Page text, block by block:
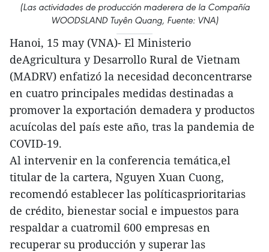
(Las actividades de producción maderera de la Compañía
WOODSLAND Tuyên Quang, Fuente: VNA)
Hanoi, 15 may (VNA)- El Ministerio
deAgricultura y Desarrollo Rural de Vietnam
(MADRV) enfatizó la necesidad deconcentrarse
en cuatro principales medidas destinadas a
promover la exportación demadera y productos
acuícolas del país este año, tras la pandemia de
COVID-19.
Al intervenir en la conferencia temática,el
titular de la cartera, Nguyen Xuan Cuong,
recomendó establecer las políticasprioritarias
de crédito, bienestar social e impuestos para
respaldar a cuatromil 600 empresas en
recuperar su producción y superar las